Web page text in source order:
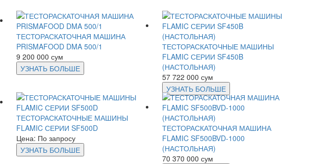
ТЕСТОРАСКАТОЧНАЯ МАШИНА
PRISMAFOOD DMA 500/1
9 200 000 сум
УЗНАТЬ БОЛЬШЕ
ТЕСТОРАСКАТОЧНЫЕ МАШИНЫ
FLAMIC СЕРИИ SF450B
(НАСТОЛЬНАЯ)
57 722 000 сум
УЗНАТЬ БОЛЬШЕ
ТЕСТОРАСКАТОЧНЫЕ МАШИНЫ
FLAMIC СЕРИИ SF500D
Цена: По запросу
УЗНАТЬ БОЛЬШЕ
ТЕСТОРАСКАТОЧНАЯ МАШИНА
FLAMIC SF500BVD-1000
(НАСТОЛЬНАЯ)
70 370 000 сум